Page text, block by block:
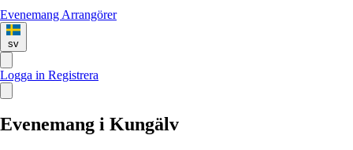
Evenemang Arrangörer
sv
Logga in Registrera
Evenemang i Kungälv